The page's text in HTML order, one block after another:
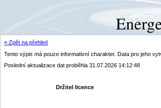
« Zpět na přehled
Tento výpis má pouze informativní charakter. Data pro jeho
Poslední aktualizace dat proběhla 31.07.2026 14:12:48
Držitel licence